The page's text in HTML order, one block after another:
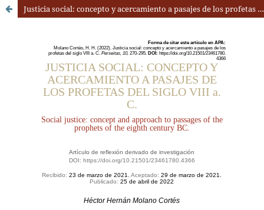
Justicia social: concepto y acercamiento a pasajes de los profetas del siglo VIII a.C.